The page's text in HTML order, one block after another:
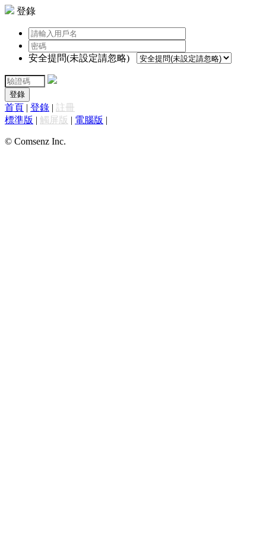
登錄
安全提問(未設定請忽略)
登錄
首頁 | 登錄 | 註冊
標準版 | 觸屏版 | 電腦版 |
© Comsenz Inc.